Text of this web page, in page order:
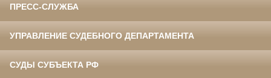
ПРЕСС-СЛУЖБА
УПРАВЛЕНИЕ СУДЕБНОГО ДЕПАРТАМЕНТА
СУДЫ СУБЪЕКТА РФ